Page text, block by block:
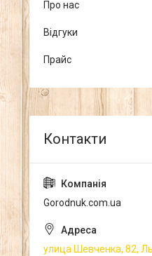
Про нас
Відгуки
Прайс
Gorodnuk.com.ua
улица Шевченка, 82,